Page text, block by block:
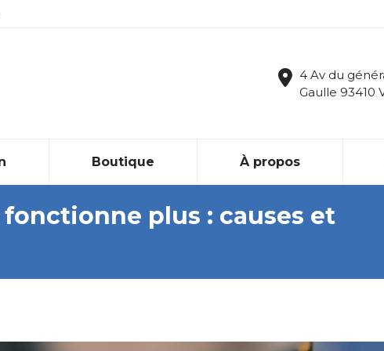
4 Av du
Gaulle 93410
Boutique À propos
plus : causes et